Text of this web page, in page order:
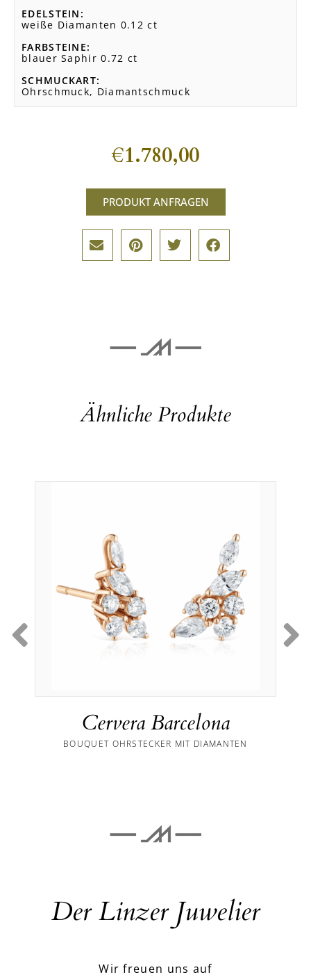
EDELSTEIN
weiße Diamanten 0.12 ct
FARBSTEINE
blauer Saphir 0.72 ct
SCHMUCKART
Ohrschmuck, Diamantschmuck
€1.780,00
PRODUKT ANFRAGEN
Ähnliche Produkte
Cervera Barcelona
BOUQUET OHRSTECKER MIT DIAMANTEN
Der Linzer Juwelier
Wir freuen uns auf